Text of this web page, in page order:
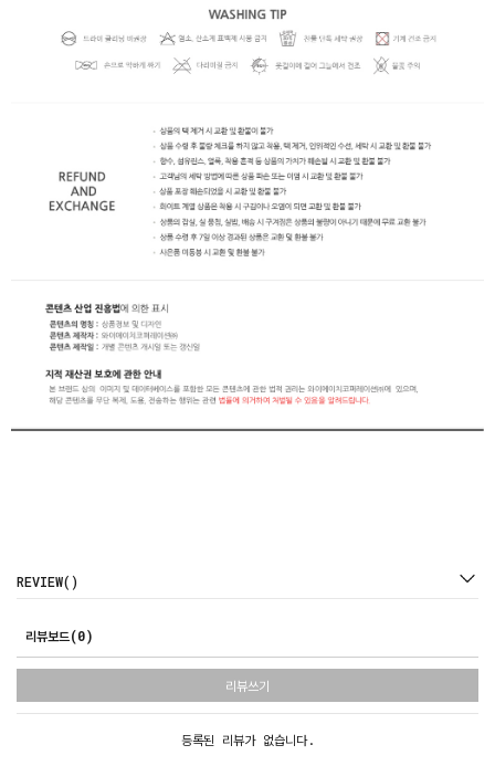
REVIEW()
리뷰보드(0)
리뷰쓰기
등록된 리뷰가 없습니다.